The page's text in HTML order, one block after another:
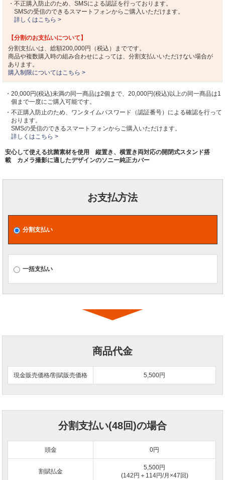
・不正購入防止のため、SMSによる認証を行っております。
SMSの受信のできるスマートフォンからご購入いただけます。
詳しくはこちら >
【分割のお支払いについて】
分割支払いは、総額200,000円（税込）までです。
商品や複数購入時の組み合わせによっては、分割支払いいただけない場合が
あります。
購入制限についてはこちら >
・20,000円(税込)未満の同一商品は2個まで、20,000円(税込)以上の同一商品は1
個まで一度にご購入可能です。
・不正購入防止のため、ワンタイムパスワード（認証番号）による確認を行って
おります。
SMSの受信のできるスマートフォンからご購入いただけます。
詳しくはこちら >
安心して使える抗菌素材を使用 縦置き、横置き両対応の開閉式スタンド搭
載 カメラ撮影に適したデザインのソニー純正カバー
お支払方法
分割支払い
一括支払い
商品代金
現金販売価格/割賦販売価格 5,500円
分割支払い(48回)の場合
頭金 0円
割賦払金
5,500円
(142円＋114円/月×47回)